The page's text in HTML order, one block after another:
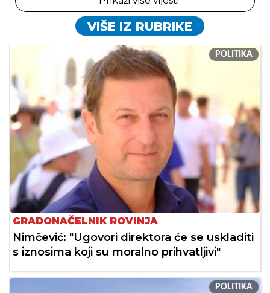
VIŠE IZ RUBRIKE
POLITIKA
GRADONAČELNIK ROVINJA
Nimčević: "Ugovori direktora će se uskladiti
s iznosima koji su moralno prihvatljivi"
POLITIKA